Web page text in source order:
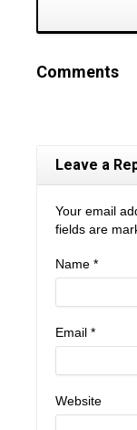
Comments
Leave a
Your email
fields are
Name *
Email *
Website